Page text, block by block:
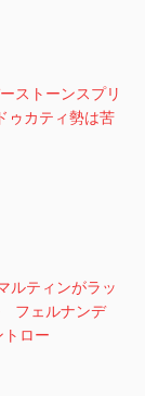
ストーンスプリ
カティ勢は苦
ルティンがラッ
フェルナンデ
トロー